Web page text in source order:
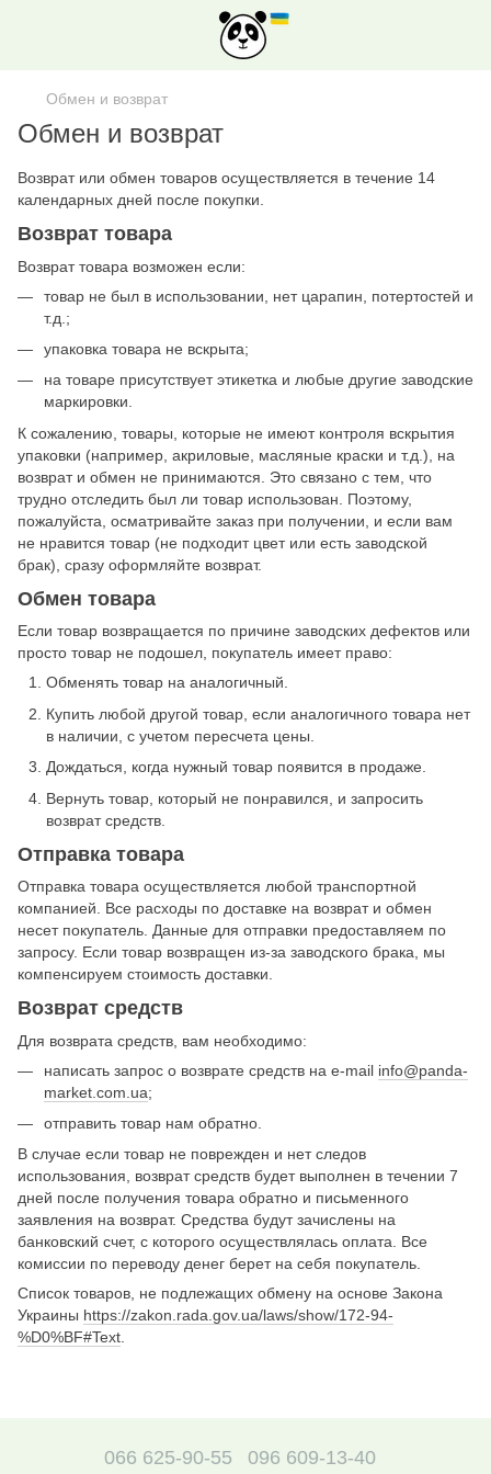
Обмен и возврат
Обмен и возврат
Возврат или обмен товаров осуществляется в течение 14
календарных дней после покупки.
Возврат товара
Возврат товара возможен если:
товар не был в использовании, нет царапин, потертостей и
т.д.;
упаковка товара не вскрыта;
на товаре присутствует этикетка и любые другие заводские
маркировки.
К сожалению, товары, которые не имеют контроля вскрытия
упаковки (например, акриловые, масляные краски и т.д.), на
возврат и обмен не принимаются. Это связано с тем, что
трудно отследить был ли товар использован. Поэтому,
пожалуйста, осматривайте заказ при получении, и если вам
не нравится товар (не подходит цвет или есть заводской
брак), сразу оформляйте возврат.
Обмен товара
Если товар возвращается по причине заводских дефектов или
просто товар не подошел, покупатель имеет право:
Обменять товар на аналогичный.
Купить любой другой товар, если аналогичного товара нет
в наличии, с учетом пересчета цены.
Дождаться, когда нужный товар появится в продаже.
Вернуть товар, который не понравился, и запросить
возврат средств.
Отправка товара
Отправка товара осуществляется любой транспортной
компанией. Все расходы по доставке на возврат и обмен
несет покупатель. Данные для отправки предоставляем по
запросу. Если товар возвращен из-за заводского брака, мы
компенсируем стоимость доставки.
Возврат средств
Для возврата средств, вам необходимо:
написать запрос о возврате средств на e-mail info@panda-
market.com.ua;
отправить товар нам обратно.
В случае если товар не поврежден и нет следов
использования, возврат средств будет выполнен в течении 7
дней после получения товара обратно и письменного
заявления на возврат. Средства будут зачислены на
банковский счет, с которого осуществлялась оплата. Все
комиссии по переводу денег берет на себя покупатель.
Список товаров, не подлежащих обмену на основе Закона
Украины https://zakon.rada.gov.ua/laws/show/172-94-
%D0%BF#Text.
066 625-90-55 096 609-13-40